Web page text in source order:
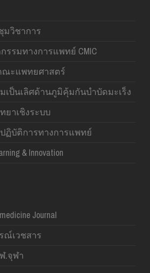
มวิชาการ
รรมทางการแพทย์ CMIC
ะแพทยศาสตร์
เป็นเลิศด้านภูมิคุ้มกันบำบัดมะเร็ง
ยาเชิงระบบ
ฏิบัติการทางการแพทย์
& Innovation
Journal
ณ์เวชสาร
.จุฬา